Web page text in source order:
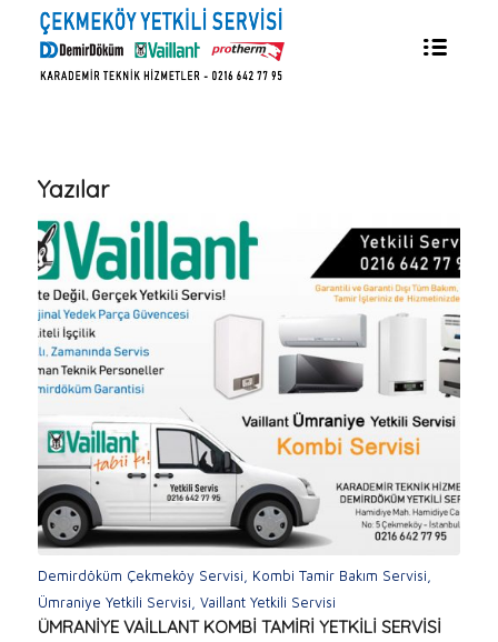
Yazılar
Demirdöküm Çekmeköy Servisi Kombi Tamir Bakım Servisi
Ümraniye Yetkili Servisi Vaillant Yetkili Servisi
ÜMRANİYE VAİLLANT KOMBİ TAMİRİ YETKİLİ SERVİSİ